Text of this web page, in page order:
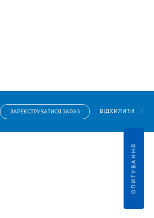
ЗАРЕЄСТРУВАТИСЯ ЗАРАЗ ВІДХИЛИТИ
ОПИТУВАННЯ